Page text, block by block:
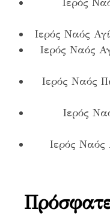
Ιερός Ναός
Ιερός Ναός
Ιερός Ναός
Ιερός
Ιερός